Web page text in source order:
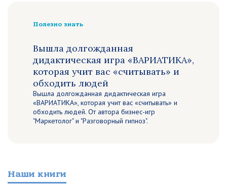
Полезно знать
Вышла долгожданная
дидактическая игра «ВАРИАТИКА»,
которая учит вас «считывать» и
обходить людей
Вышла долгожданная дидактическая игра
«ВАРИАТИКА», которая учит вас «считывать» и
обходить людей. От автора бизнес-игр
"Маркетолог" и "Разговорный гипноз".
Наши книги